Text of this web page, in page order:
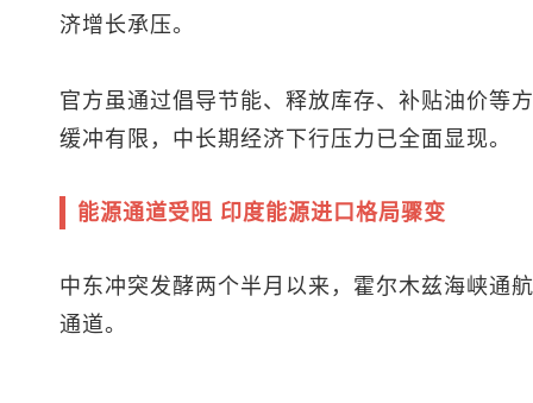
济增长承压。
官方虽通过倡导节能、释放库存、补贴油价等
缓冲有限，中长期经济下行压力已全面显现。
能源通道受阻 印度能源进口格局骤变
中东冲突发酵两个半月以来，霍尔木兹海峡通
通道。